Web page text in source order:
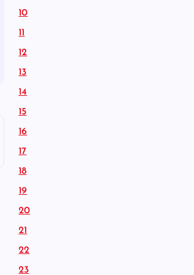
10
11
12
13
14
15
16
17
18
19
20
21
22
23